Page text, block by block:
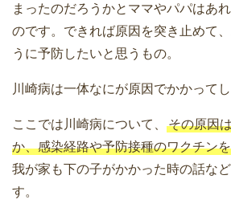
まったのだろうかとママやパパはあ
のです。できれば原因を突き止めて
うに予防したいと思うもの。
川崎病は一体なにが原因でかかって
ここでは川崎病について、
その原因
か、感染経路や予防接種のワクチン
我が家も下の子がかかった時の話な
す。